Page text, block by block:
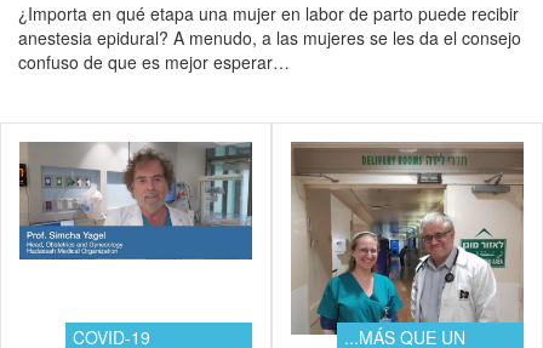
¿Importa en qué etapa una mujer en labor de parto puede recibir
anestesia epidural? A menudo, a las mujeres se les da el consejo
confuso de que es mejor esperar…
COVID-19
...MÁS QUE UN